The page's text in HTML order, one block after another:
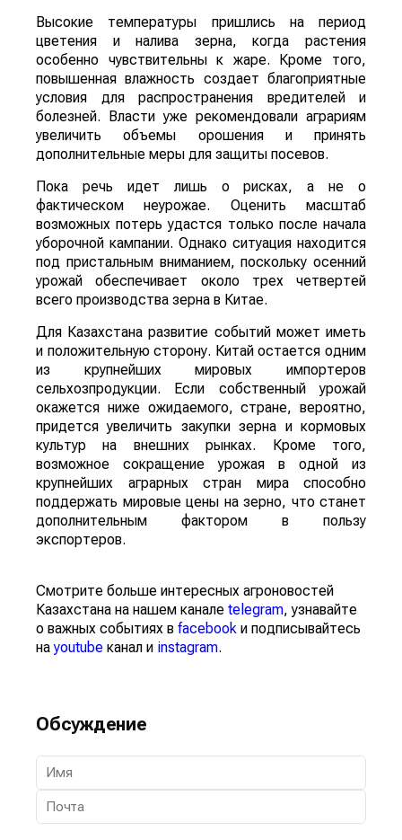
Высокие температуры пришлись на период
цветения и налива зерна, когда растения
особенно чувствительны к жаре. Кроме того,
повышенная влажность создает благоприятные
условия для распространения вредителей и
болезней. Власти уже рекомендовали аграриям
увеличить объемы орошения и принять
дополнительные меры для защиты посевов.
Пока речь идет лишь о рисках, а не о
фактическом неурожае. Оценить масштаб
возможных потерь удастся только после начала
уборочной кампании. Однако ситуация находится
под пристальным вниманием, поскольку осенний
урожай обеспечивает около трех четвертей
всего производства зерна в Китае.
Для Казахстана развитие событий может иметь
и положительную сторону. Китай остается одним
из крупнейших мировых импортеров
сельхозпродукции. Если собственный урожай
окажется ниже ожидаемого, стране, вероятно,
придется увеличить закупки зерна и кормовых
культур на внешних рынках. Кроме того,
возможное сокращение урожая в одной из
крупнейших аграрных стран мира способно
поддержать мировые цены на зерно, что станет
дополнительным фактором в пользу
экспортеров.
Смотрите больше интересных агроновостей
Казахстана на нашем канале telegram, узнавайте
о важных событиях в facebook и подписывайтесь
наyoutube канал и instagram.
Обсуждение